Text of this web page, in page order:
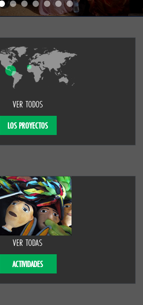
VER TODOS
LOS PROYECTOS
VER TODAS
ACTIVIDADES